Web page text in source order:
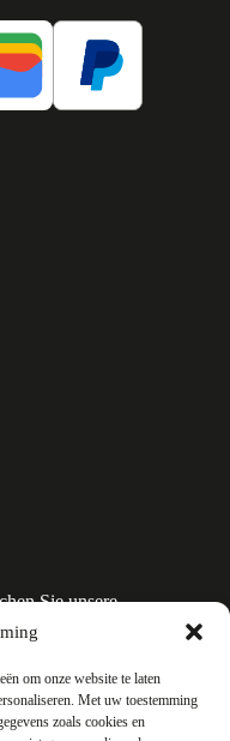
om onze website te laten
Met uw toestemming
zoals cookies en
Sie unsere